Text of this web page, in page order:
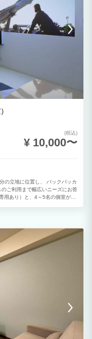
(税込)
¥ 10,000〜
の立地に位置し、 バックパッカ
ご利用まで幅広いニーズにお答
用あり）と、4～5名の個室が3